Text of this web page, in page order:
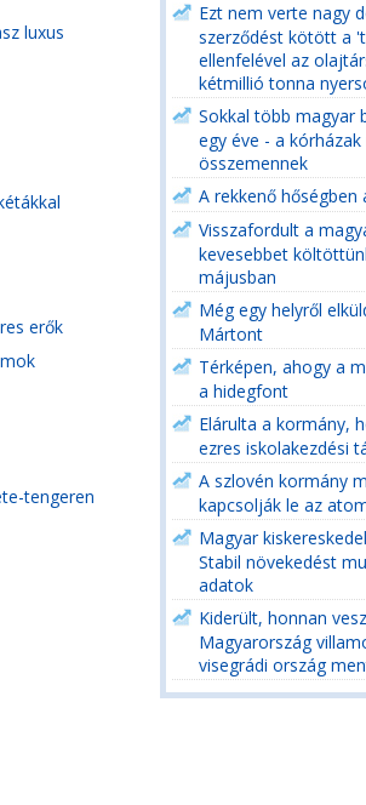
luxus
erők
tengeren
Ezt nem verte nagy
szerződést kötött a
ellenfelével az
kétmillió tonna
Sokkal több magyar
egy éve - a
összemennek
A rekkenő hőségben
Visszafordult a
kevesebbet
májusban
Még egy helyről
Mártont
Térképen, ahogy a
a hidegfont
Elárulta a kormány,
ezres iskolakezdési
A szlovén kormány
kapcsolják le az
Magyar
Stabil növekedést
adatok
Kiderült, honnan
Magyarország
visegrádi ország